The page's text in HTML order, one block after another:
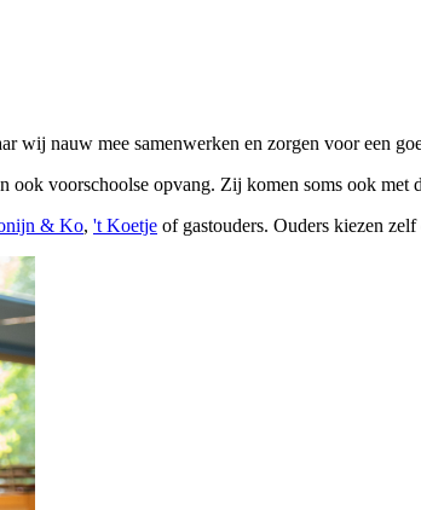
wij nauw mee samenwerken en zorgen voor een
voorschoolse opvang. Zij komen soms ook met
& Ko, 't Koetje of gastouders. Ouders kiezen